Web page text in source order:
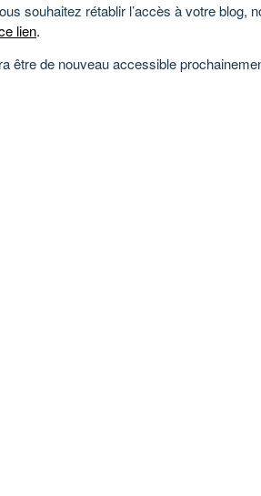
souhaitez rétablir l’accès à votre blog,
lien.
être de nouveau accessible